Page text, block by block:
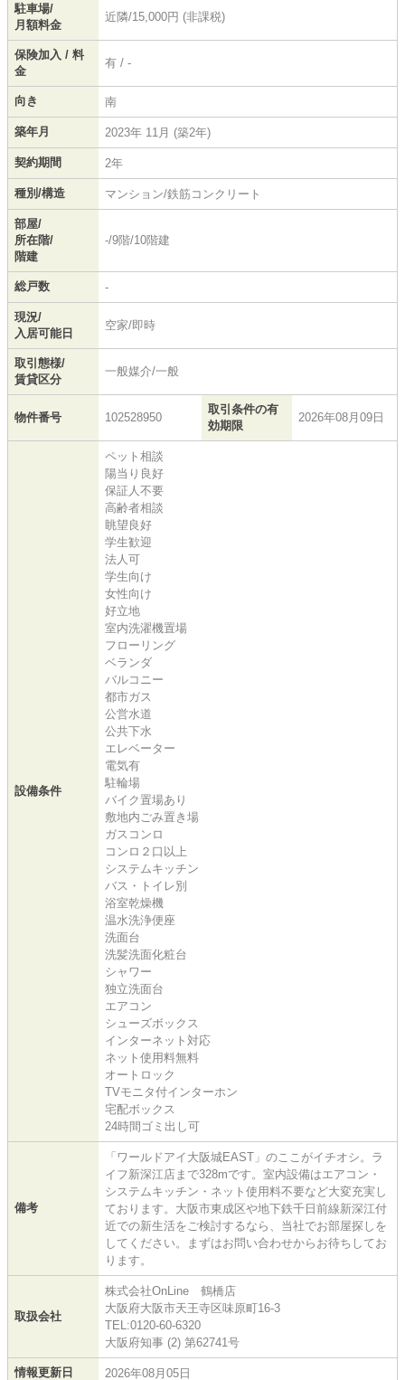
駐車場/
月額料金
近隣/15,000円 (非課税)
保険加入 / 料
金
有 / -
向き 南
築年月 2023年 11月 (築2年)
契約期間 2年
種別/構造 マンション/鉄筋コンクリート
部屋/
所在階/
階建
-/9階/10階建
総戸数 -
現況/
入居可能日
空家/即時
取引態様/
賃貸区分
一般媒介/一般
物件番号 102528950
取引条件の有
効期限
2026年08月09日
設備条件
ペット相談
陽当り良好
保証人不要
高齢者相談
眺望良好
学生歓迎
法人可
学生向け
女性向け
好立地
室内洗濯機置場
フローリング
ベランダ
バルコニー
都市ガス
公営水道
公共下水
エレベーター
電気有
駐輪場
バイク置場あり
敷地内ごみ置き場
ガスコンロ
コンロ２口以上
システムキッチン
バス・トイレ別
浴室乾燥機
温水洗浄便座
洗面台
洗髪洗面化粧台
シャワー
独立洗面台
エアコン
シューズボックス
インターネット対応
ネット使用料無料
オートロック
TVモニタ付インターホン
宅配ボックス
24時間ゴミ出し可
備考
「ワールドアイ大阪城EAST」のここがイチオシ。ラ
イフ新深江店まで328mです。室内設備はエアコン・
システムキッチン・ネット使用料不要など大変充実し
ております。大阪市東成区や地下鉄千日前線新深江付
近での新生活をご検討するなら、当社でお部屋探しを
してください。まずはお問い合わせからお待ちしてお
ります。
取扱会社
株式会社OnLine 鶴橋店
大阪府大阪市天王寺区味原町16-3
TEL:0120-60-6320
大阪府知事 (2) 第62741号
情報更新日 2026年08月05日